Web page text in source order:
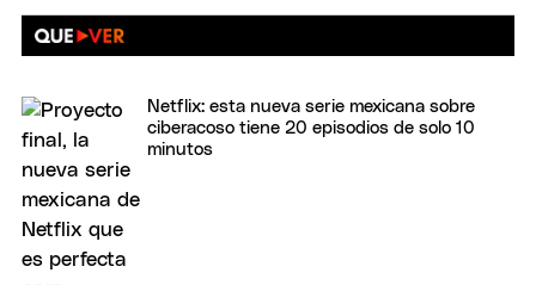
Netflix: esta nueva serie mexicana sobre
ciberacoso tiene 20 episodios de solo 10
minutos